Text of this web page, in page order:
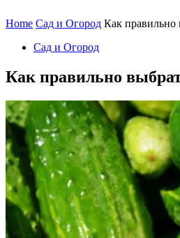
Home Сад и Огород Как правильно
Сад и Огород
Как правильно